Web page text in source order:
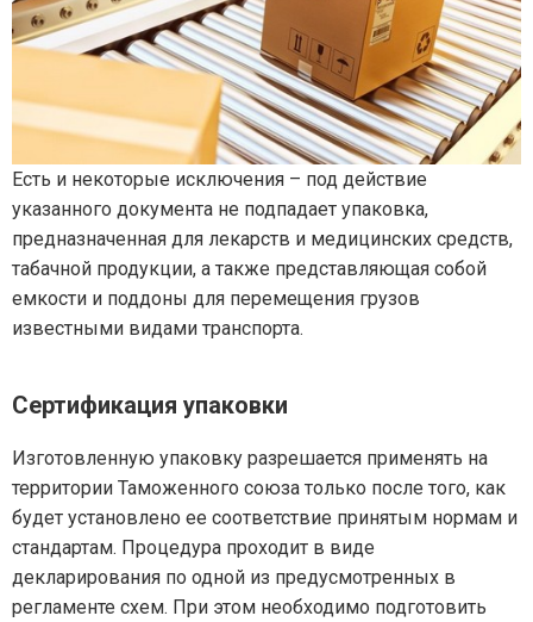
Есть и некоторые исключения – под действие
указанного документа не подпадает упаковка,
предназначенная для лекарств и медицинских средств,
табачной продукции, а также представляющая собой
емкости и поддоны для перемещения грузов
известными видами транспорта.
Сертификация упаковки
Изготовленную упаковку разрешается применять на
территории Таможенного союза только после того, как
будет установлено ее соответствие принятым нормам и
стандартам. Процедура проходит в виде
декларирования по одной из предусмотренных в
регламенте схем. При этом необходимо подготовить